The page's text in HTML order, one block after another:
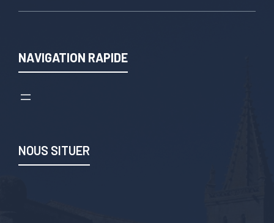
NAVIGATION RAPIDE
NOUS SITUER